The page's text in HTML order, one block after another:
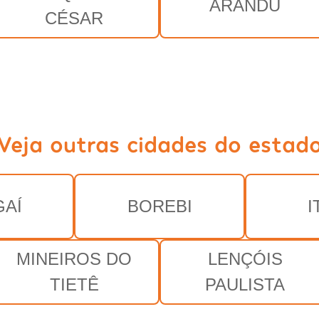
CÉSAR
ARANDU
outras cidades do
BOREBI
MINEIROS DO
TIETÊ
LENÇÓIS
PAULISTA